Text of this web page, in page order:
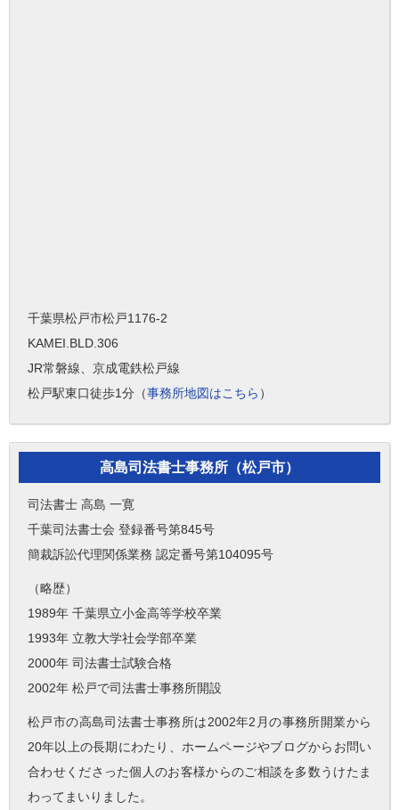
千葉県松戸市松戸1176-2
KAMEI.BLD.306
JR常磐線、京成電鉄松戸線
松戸駅東口徒歩1分（事務所地図はこちら ）
高島司法書士事務所（松戸市）
司法書士 高島 一寛
千葉司法書士会 登録番号第845号
簡裁訴訟代理関係業務 認定番号第104095号
（略歴）
1989年 千葉県立小金高等学校卒業
1993年 立教大学社会学部卒業
2000年 司法書士試験合格
2002年 松戸で司法書士事務所開設
松戸市の高島司法書士事務所は2002年2月の事務所開業から
20年以上の長期にわたり、ホームページやブログからお問い
合わせくださった個人のお客様からのご相談を多数うけたま
わってまいりました。